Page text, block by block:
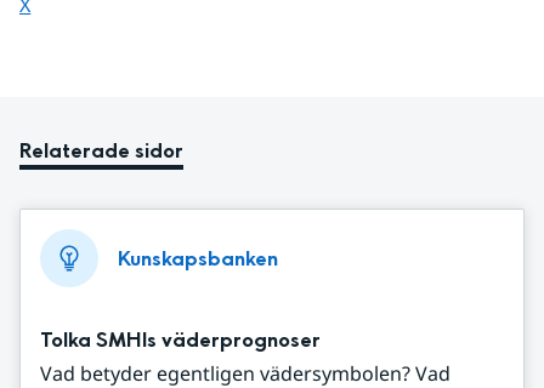
Relaterade sidor
Kunskapsbanken
Tolka SMHIs väderprognoser
Vad betyder egentligen vädersymbolen? Vad